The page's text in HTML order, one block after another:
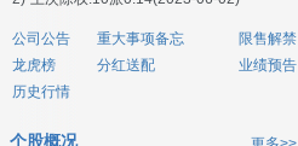
公司公告 重大事项备忘
限售解禁
龙虎榜
分红送配
业绩预告
历史行情
个股概况